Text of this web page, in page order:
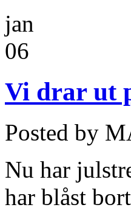
jan
06
Vi drar ut
Posted by
Nu har
har blåst